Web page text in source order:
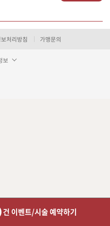
처리방침 가맹문의
보
예약하기
건 이벤트/시술 예약하기